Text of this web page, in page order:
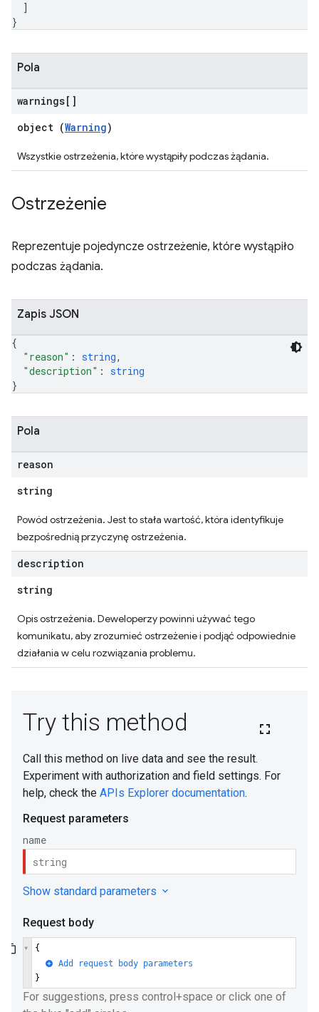
]
}
Pola
warnings[]
object (Warning)
Wszystkie ostrzeżenia, które wystąpiły podczas żądania.
Ostrzeżenie
Reprezentuje pojedyncze ostrzeżenie, które wystąpiło
podczas żądania.
Zapis JSON
{
"reason" : string,
"description" : string
}
Pola
reason
string
Powód ostrzeżenia. Jest to stała wartość, która identyfikuje
bezpośrednią przyczynę ostrzeżenia.
description
string
Opis ostrzeżenia. Deweloperzy powinni używać tego
komunikatu, aby zrozumieć ostrzeżenie i podjąć odpowiednie
działania w celu rozwiązania problemu.